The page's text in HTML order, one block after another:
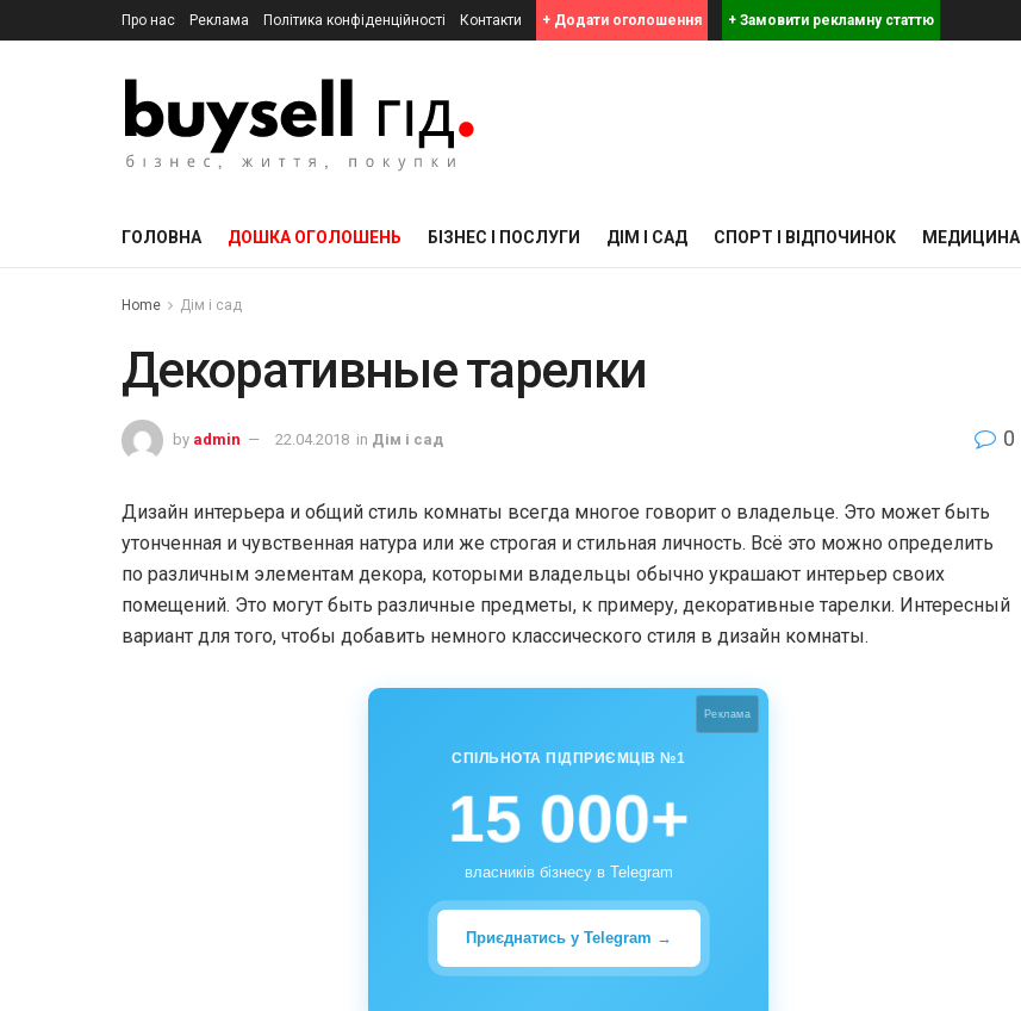
Про нас Реклама Політика конфіденційності Контакти + Додати оголошення + Замовити рекламну статтю
ГОЛОВНА ДОШКА ОГОЛОШЕНЬ БІЗНЕС І ПОСЛУГИ ДІМ І САД СПОРТ І ВІДПОЧИНОК МЕДИЦИНА
Home Дім і сад
Декоративные тарелки
by admin 22.04.2018 in Дім і сад 0
Дизайн интерьера и общий стиль комнаты всегда многое говорит о владельце. Это может быть
утонченная и чувственная натура или же строгая и стильная личность. Всё это можно определить
по различным элементам декора, которыми владельцы обычно украшают интерьер своих
помещений. Это могут быть различные предметы, к примеру, декоративные тарелки. Интересный
вариант для того, чтобы добавить немного классического стиля в дизайн комнаты.
Реклама
СПІЛЬНОТА ПІДПРИЄМЦІВ №1
15 000+
власників бізнесу в Telegram
Приєднатись у Telegram →